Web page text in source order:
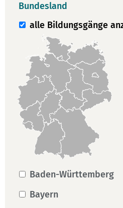
Bundesland
alle Bildungsgänge
Baden-Württemberg
Bayern